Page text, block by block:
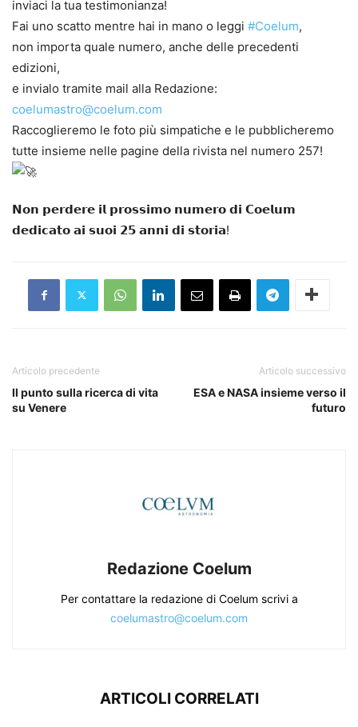
inviaci la tua testimonianza!
Fai uno scatto mentre hai in mano o leggi #Coelum,
non importa quale numero, anche delle precedenti
edizioni,
e invialo tramite mail alla Redazione:
coelumastro@coelum.com
Raccoglieremo le foto più simpatiche e le pubblicheremo
tutte insieme nelle pagine della rivista nel numero 257!
𝗡𝗼𝗻 𝗽𝗲𝗿𝗱𝗲𝗿𝗲 𝗶𝗹 𝗽𝗿𝗼𝘀𝘀𝗶𝗺𝗼 𝗻𝘂𝗺𝗲𝗿𝗼 𝗱𝗶 𝗖𝗼𝗲𝗹𝘂𝗺
𝗱𝗲𝗱𝗶𝗰𝗮𝘁𝗼 𝗮𝗶 𝘀𝘂𝗼𝗶 𝟮𝟱 𝗮𝗻𝗻𝗶 𝗱𝗶 𝘀𝘁𝗼𝗿𝗶𝗮!
Articolo precedente
Il punto sulla ricerca di vita
su Venere
Articolo successivo
ESA e NASA insieme verso il
futuro
Redazione Coelum
Per contattare la redazione di Coelum scrivi a
coelumastro@coelum.com
ARTICOLI CORRELATI